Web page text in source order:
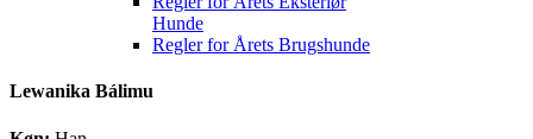
Hunde
Regler for Årets Brugshunde
Lewanika Bálimu